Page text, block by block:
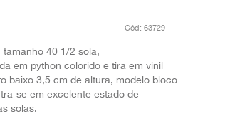
: 63729
40 1/2 sola,
em python colorido e tira em vinil
baixo 3,5 cm de altura, modelo bloco
se em excelente estado de
solas.